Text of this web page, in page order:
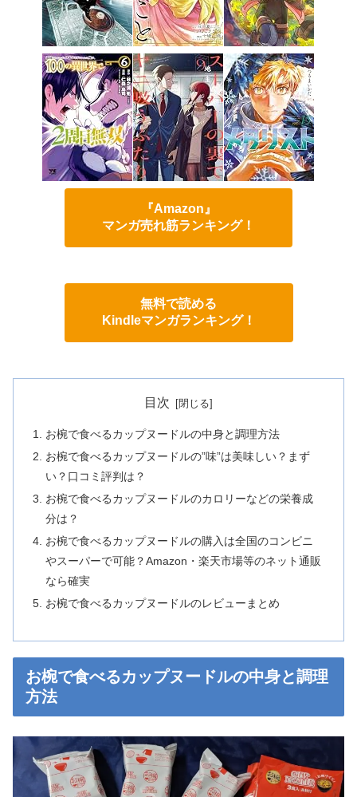
『Amazon』
マンガ売れ筋ランキング！
無料で読める
Kindleマンガランキング！
目次
お椀で食べるカップヌードルの中身と調理方法
お椀で食べるカップヌードルの”味”は美味しい？まず
い？口コミ評判は？
お椀で食べるカップヌードルのカロリーなどの栄養成
分は？
お椀で食べるカップヌードルの購入は全国のコンビニ
やスーパーで可能？Amazon・楽天市場等のネット通販
なら確実
お椀で食べるカップヌードルのレビューまとめ
お椀で食べるカップヌードルの中身と調理
方法